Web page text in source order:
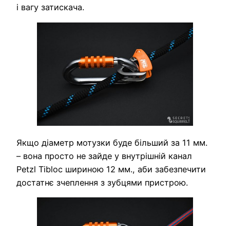
і вагу затискача.
Якщо діаметр мотузки буде більший за 11 мм.
– вона просто не зайде у внутрішній канал
Petzl Tibloc шириною 12 мм., аби забезпечити
достатнє зчеплення з зубцями пристрою.